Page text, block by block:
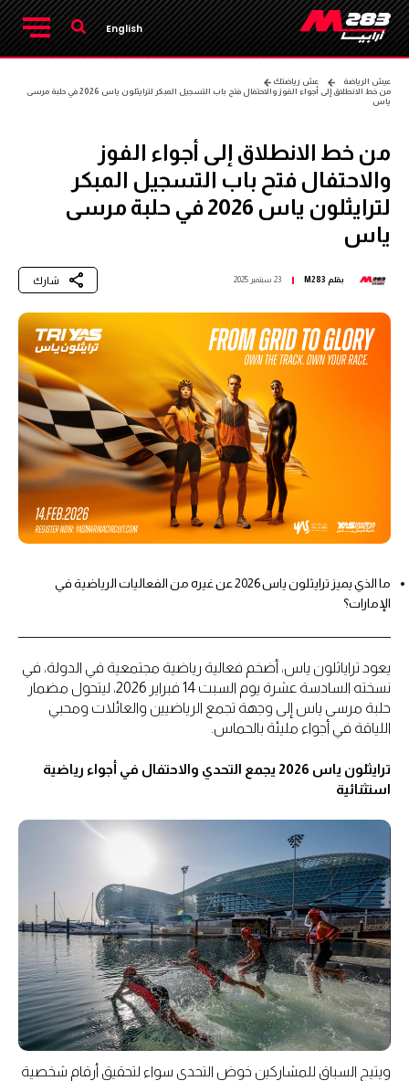
English
عيش الرياضة
عش رياضتك
من خط الانطلاق إلى أجواء الفوز والاحتفال فتح باب التسجيل المبكر لترايثلون ياس 2026 في حلبة مرسى
ياس
من خط الانطلاق إلى أجواء الفوز
والاحتفال فتح باب التسجيل المبكر
لترايثلون ياس 2026 في حلبة مرسى
ياس
بقلم M283 23 سبتمبر 2025 شارك
ما الذي يميز ترايثلون ياس 2026 عن غيره من الفعاليات الرياضية في
الإمارات؟
يعود تراياثلون ياس، أضخم فعالية رياضية مجتمعية في الدولة، في
نسخته السادسة عشرة يوم السبت 14 فبراير 2026، ليتحول مضمار
حلبة مرسى ياس إلى وجهة تجمع الرياضيين والعائلات ومحبي
اللياقة في أجواء مليئة بالحماس.
ترايثلون ياس 2026 يجمع التحدي والاحتفال في أجواء رياضية
استثنائية
ويتيح السباق للمشاركين خوض التحدي سواء لتحقيق أرقام شخصية